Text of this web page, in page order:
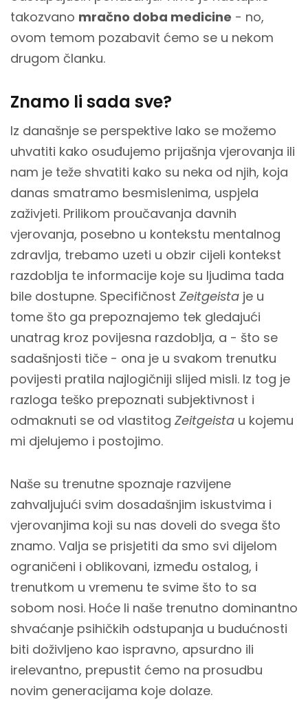
takozvano mračno doba medicine - no,
ovom temom pozabavit ćemo se u nekom
drugom članku.
Znamo li sada sve?
Iz današnje se perspektive lako se možemo
uhvatiti kako osuđujemo prijašnja vjerovanja ili
nam je teže shvatiti kako su neka od njih, koja
danas smatramo besmislenima, uspjela
zaživjeti. Prilikom proučavanja davnih
vjerovanja, posebno u kontekstu mentalnog
zdravlja, trebamo uzeti u obzir cijeli kontekst
razdoblja te informacije koje su ljudima tada
bile dostupne. Specifičnost Zeitgeista je u
tome što ga prepoznajemo tek gledajući
unatrag kroz povijesna razdoblja, a - što se
sadašnjosti tiče - ona je u svakom trenutku
povijesti pratila najlogičniji slijed misli. Iz tog je
razloga teško prepoznati subjektivnost i
odmaknuti se od vlastitog Zeitgeista u kojemu
mi djelujemo i postojimo.
Naše su trenutne spoznaje razvijene
zahvaljujući svim dosadašnjim iskustvima i
vjerovanjima koji su nas doveli do svega što
znamo. Valja se prisjetiti da smo svi dijelom
ograničeni i oblikovani, između ostalog, i
trenutkom u vremenu te svime što to sa
sobom nosi. Hoće li naše trenutno dominantno
shvaćanje psihičkih odstupanja u budućnosti
biti doživljeno kao ispravno, apsurdno ili
irelevantno, prepustit ćemo na prosudbu
novim generacijama koje dolaze.